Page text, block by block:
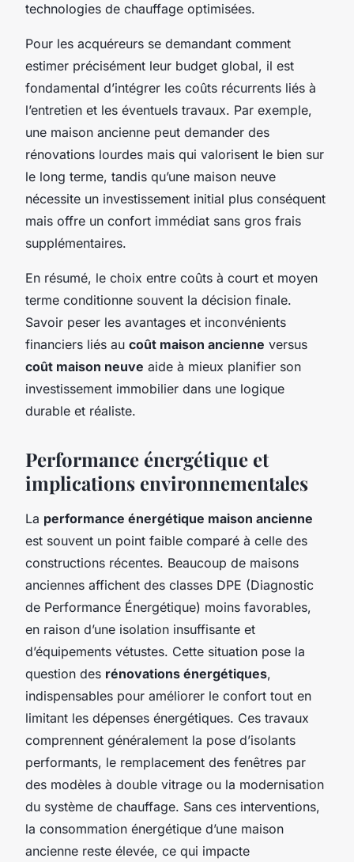
technologies de chauffage optimisées.
Pour les acquéreurs se demandant comment
estimer précisément leur budget global, il est
fondamental d’intégrer les coûts récurrents liés à
l’entretien et les éventuels travaux. Par exemple,
une maison ancienne peut demander des
rénovations lourdes mais qui valorisent le bien sur
le long terme, tandis qu’une maison neuve
nécessite un investissement initial plus conséquent
mais offre un confort immédiat sans gros frais
supplémentaires.
En résumé, le choix entre coûts à court et moyen
terme conditionne souvent la décision finale.
Savoir peser les avantages et inconvénients
financiers liés au coût maison ancienne versus
coût maison neuve aide à mieux planifier son
investissement immobilier dans une logique
durable et réaliste.
Performance énergétique et
implications environnementales
La performance énergétique maison ancienne
est souvent un point faible comparé à celle des
constructions récentes. Beaucoup de maisons
anciennes affichent des classes DPE (Diagnostic
de Performance Énergétique) moins favorables,
en raison d’une isolation insuffisante et
d’équipements vétustes. Cette situation pose la
question des rénovations énergétiques,
indispensables pour améliorer le confort tout en
limitant les dépenses énergétiques. Ces travaux
comprennent généralement la pose d’isolants
performants, le remplacement des fenêtres par
des modèles à double vitrage ou la modernisation
du système de chauffage. Sans ces interventions,
la consommation énergétique d’une maison
ancienne reste élevée, ce qui impacte